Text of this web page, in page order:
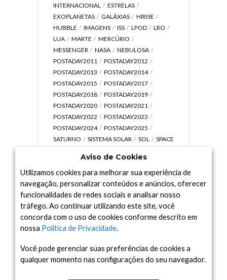
INTERNACIONAL
ESTRELAS
EXOPLANETAS
GALÁXIAS
HIRISE
HUBBLE
IMAGENS ISS LPOD
LRO
LUA
MARTE
MERCÚRIO
MESSENGER
NASA
NEBULOSA
POSTADAY2011
POSTADAY2012
POSTADAY2013
POSTADAY2014
POSTADAY2015
POSTADAY2017
POSTADAY2018
POSTADAY2019
POSTADAY2020
POSTADAY2021
POSTADAY2022
POSTADAY2023
POSTADAY2024
POSTADAY2025
SATURNO
SISTEMA SOLAR SOL
SPACE
UNIVERSO
VÍDEO
Arquivo
Arquivo
Aviso de Cookies
Utilizamos cookies para melhorar sua experiência de
navegação, personalizar conteúdos e anúncios, oferecer
funcionalidades de redes sociais e analisar nosso
tráfego. Ao continuar utilizando este site, você
concorda com o uso de cookies conforme descrito em
nossa Política de Privacidade.
Você pode gerenciar suas preferências de cookies a
qualquer momento nas configurações do seu navegador.